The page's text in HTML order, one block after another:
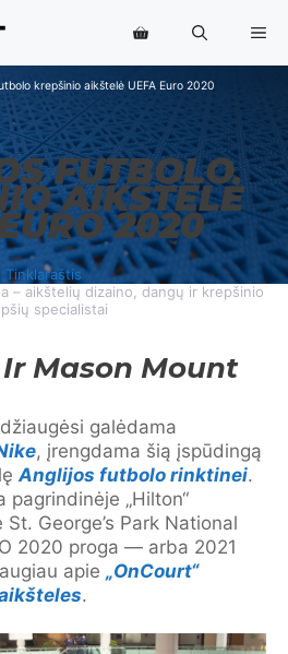
krepšinio aikštelė UEFA Euro 2020
FUTBOLO
AIKŠTELĖ
2020
Tinklaraštis
– aikštelių dizaino, dangų ir krepšinio
specialistai
Ir Mason Mount
galėdama
, įrengdama šią įspūdingą
Anglijos futbolo rinktinei.
„Hilton“
George’s Park National
2020 proga — arba 2021
apie „OnCourt“
.